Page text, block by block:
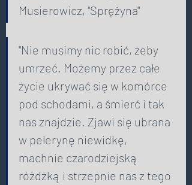
Musierowicz, "Sprężyna"
"Nie musimy nic robić, żeby
umrzeć. Możemy przez całe
życie ukrywać się w komórce
pod schodami, a śmierć i tak
nas znajdzie. Zjawi się ubrana
w pelerynę niewidkę,
machnie czarodziejską
różdżką i strzepnie nas z tego